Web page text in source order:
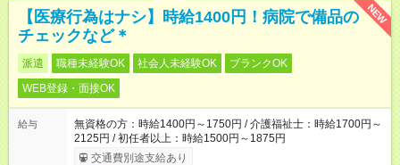
NEW
【医療行為はナシ】時給1400円！病院で備品の
チェックなど＊
派遣 職種未経験OK 社会人未経験OK
ブランクOK
WEB登録・面接OK
給与
無資格の方：時給1400円～1750円 / 介護福祉士：時給1700円～
2125円 / 初任者以上：時給1500円～1875円
交通費別途支給あり